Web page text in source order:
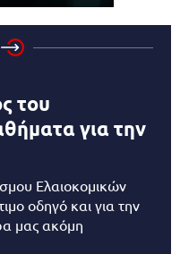
του
για την
Ελαιοκομικών
οδηγό και για την
μας ακόμη